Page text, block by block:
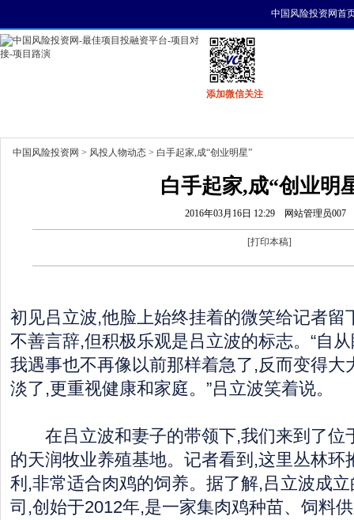
中国风险投资网首
添加微信关注
中国风险投资网 > 风投人物动态 > 白手起家,成“创业明星”
白手起家,成“创业明
2016年03月16日 12:29 网站管理员007
[打印本稿]
初见吕立波,他脸上始终挂着的微笑给记者留
不善言辞,但积极乐观是吕立波的标志。“自
我遇事也不再像以前那样着急了,反而变得大
淡了,更重视健康和家庭。”吕立波笑着说。
在吕立波和妻子的带领下,我们来到了位
的天润牧业养殖基地。记者看到,这里丛林环
利,非常适合肉鸡的饲养。据了解,吕立波成
司,创始于2012年,是一家集肉鸡种苗、饲料